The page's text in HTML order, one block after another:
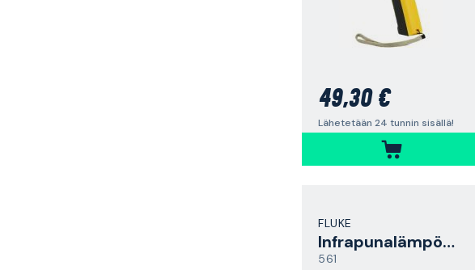
49,30 €
Lähetetään 24 tunnin sisällä!
FLUKE
Infrapunalämpömittari
561